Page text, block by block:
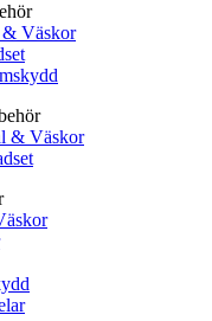
& Väskor
& Väskor